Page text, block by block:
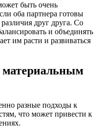
быть очень
оба партнера готовы
друг друга. Со
и объединять
им расти и развиваться
разные подходы к
что может привести к